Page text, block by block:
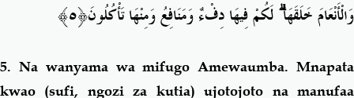
وَالْأَنْعَامَ خَلَقَهَاۗلَكُمْ فِيهَا دِفْءٌ وَمَنَافِعُ وَمِنْهَا تَأْكُلُونَ﴿٥﴾
5. Na wanyama wa mifugo Amewaumba. Mnapata
kwao (sufi, ngozi za kutia) ujotojoto na manufaa